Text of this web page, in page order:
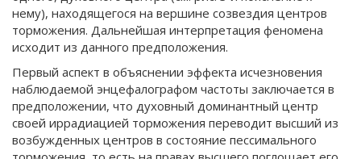
нему), находящегося на вершине созвездия центров
торможения. Дальнейшая интерпретация феномена
исходит из данного предположения.
Первый аспект в объяснении эффекта исчезновения
наблюдаемой энцефалографом частоты заключается в
предположении, что духовный доминантный центр
своей иррадиацией торможения переводит высший из
возбужденных центров в состояние пессимального